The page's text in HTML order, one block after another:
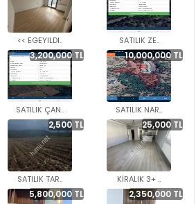
<< EGEYILDI.. SATILIK ZE..
3,200,000 TL
SATILIK ÇAN..
10,000,000 TL
SATILIK NAR..
2,500 TL
SATILIK TAR..
25,000 TL
KİRALIK 3+ ..
5,800,000 TL 2,350,000 TL